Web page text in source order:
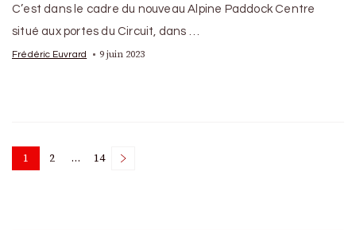
C’est dans le cadre du nouveau Alpine Paddock Centre
situé aux portes du Circuit, dans …
Frédéric Euvrard 9 juin 2023
Posts
Page
1 Page
2 … Page
14